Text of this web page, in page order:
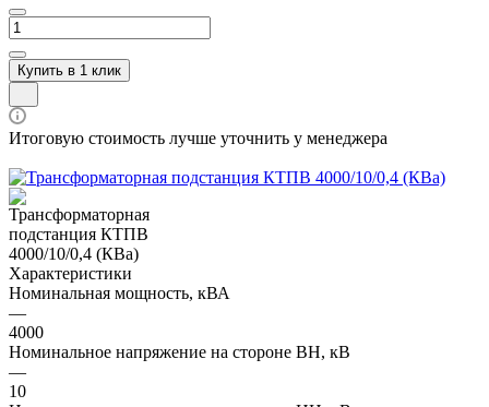
Купить в 1 клик
Итоговую стоимость лучше уточнить у менеджера
Характеристики
Номинальная мощность, кВА
—
4000
Номинальное напряжение на стороне ВН, кВ
—
10